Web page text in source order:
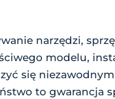
narzędzi,
modelu,
się
to gwarancja